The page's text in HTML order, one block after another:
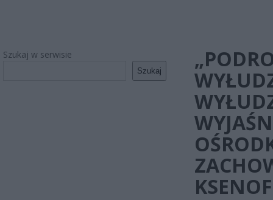
Szukaj w serwisie
Szukaj